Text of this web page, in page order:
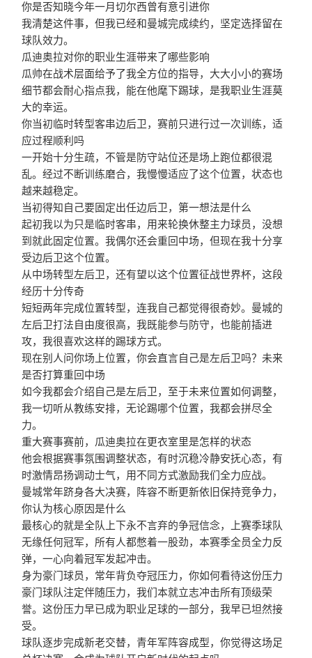
你是否知晓今年一月切尔西曾有意引进你
我清楚这件事，但我已经和曼城完成续约，坚定选择留在
球队效力。
瓜迪奥拉对你的职业生涯带来了哪些影响
瓜帅在战术层面给予了我全方位的指导，大大小小的赛场
细节都会耐心指点我，能在他麾下踢球，是我职业生涯莫
大的幸运。
你当初临时转型客串边后卫，赛前只进行过一次训练，适
应过程顺利吗
一开始十分生疏，不管是防守站位还是场上跑位都很混
乱。经过不断训练磨合，我慢慢适应了这个位置，状态也
越来越稳定。
当初得知自己要固定出任边后卫，第一想法是什么
起初我以为只是临时客串，用来轮换休整主力球员，没想
到就此固定位置。我偶尔还会重回中场，但现在我十分享
受边后卫这个位置。
从中场转型左后卫，还有望以这个位置征战世界杯，这段
经历十分传奇
短短两年完成位置转型，连我自己都觉得很奇妙。曼城的
左后卫打法自由度很高，我既能参与防守，也能前插进
攻，我很喜欢这样的踢球方式。
现在别人问你场上位置，你会直言自己是左后卫吗？未来
是否打算重回中场
如今我都会介绍自己是左后卫，至于未来位置如何调整，
我一切听从教练安排，无论踢哪个位置，我都会拼尽全
力。
重大赛事赛前，瓜迪奥拉在更衣室里是怎样的状态
他会根据赛事氛围调整状态，有时沉稳冷静安抚心态，有
时激情昂扬调动士气，用不同方式激励我们全力应战。
曼城常年跻身各大决赛，阵容不断更新依旧保持竞争力，
你认为核心原因是什么
最核心的就是全队上下永不言弃的争冠信念，上赛季球队
无缘任何冠军，所有人都憋着一股劲，本赛季全员全力反
弹，一心向着冠军发起冲击。
身为豪门球员，常年背负夺冠压力，你如何看待这份压力
豪门球队注定伴随压力，我们本就立志冲击所有顶级荣
誉。这份压力早已成为职业足球的一部分，我早已坦然接
受。
球队逐步完成新老交替，青年军阵容成型，你觉得这场足